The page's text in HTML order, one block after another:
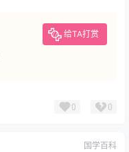
给TA打赏
0 0
国学百科